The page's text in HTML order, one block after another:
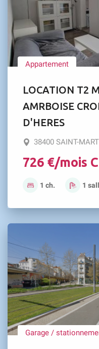
Appartement
LOCATION T2
AMRBOISE
D'HERES
38400 SAINT-
726 €/mois
1 ch. 1
Garage /